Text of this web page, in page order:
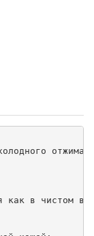
холодного
как в чистом